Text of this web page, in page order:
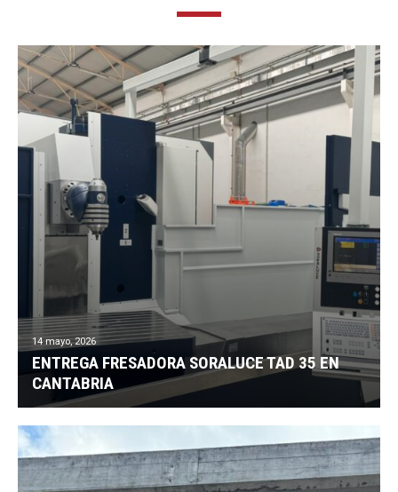
14 mayo, 2026
ENTREGA FRESADORA SORALUCE TAD 35 EN
CANTABRIA